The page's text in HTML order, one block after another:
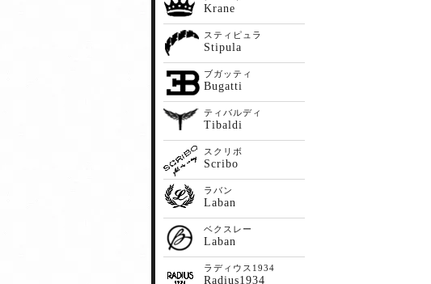
Krane
スティピュラ
Stipula
ブガッティ
Bugatti
ティバルディ
Tibaldi
スクリボ
Scribo
ラバン
Laban
ベクスレー
Laban
ラディウス1934
Radius1934